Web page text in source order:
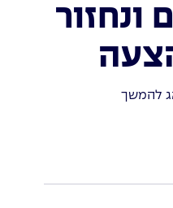
ונחזור
להמשך